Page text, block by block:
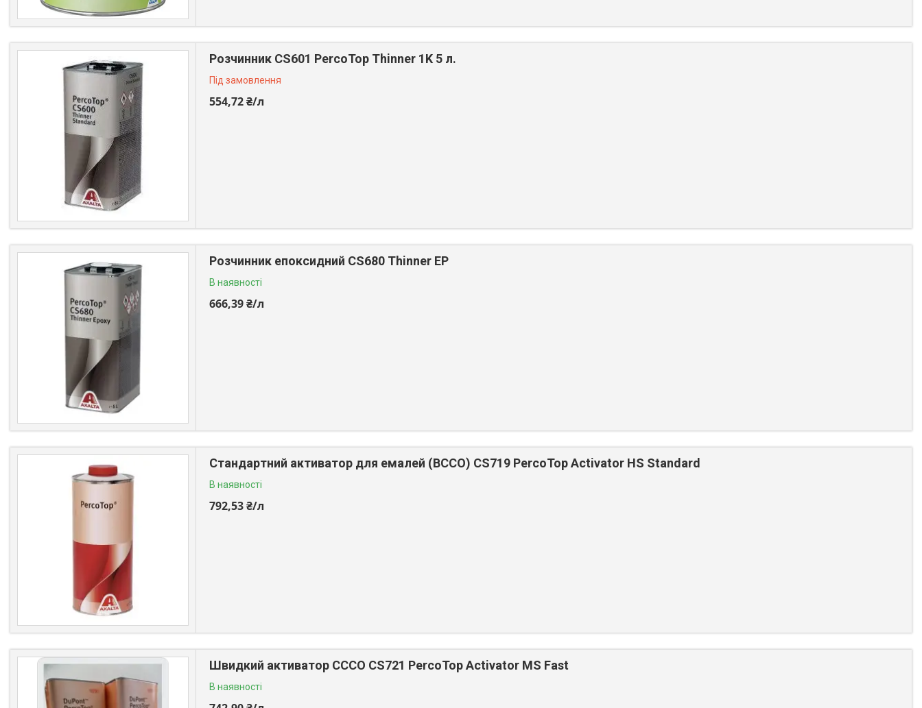
Розчинник CS601 PercoTop Thinner 1K 5 л.
Під замовлення
554,72 ₴/л
Розчинник епоксидний CS680 Thinner EP
В наявності
666,39 ₴/л
Стандартний активатор для емалей (ВССО) CS719 PercoTop Activator HS Standard
В наявності
792,53 ₴/л
Швидкий активатор СССО CS721 PercoTop Activator MS Fast
В наявності